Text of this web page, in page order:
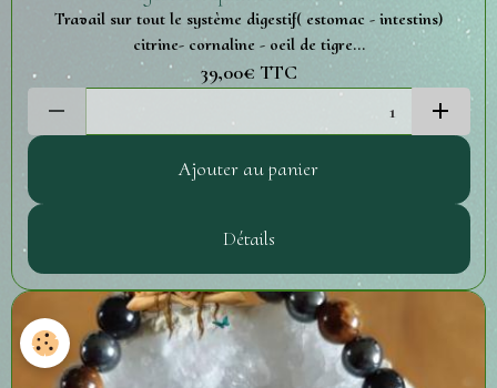
Travail sur tout le système digestif( estomac - intestins)
citrine- cornaline - oeil de tigre...
39,00€ TTC
Ajouter au panier
Détails